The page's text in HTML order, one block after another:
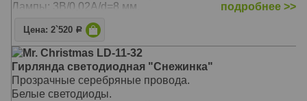
Лампы: 3В/0,02А/d=8 мм.
Провод: силиконовый двужильный
Нитей: 16 шт.
Расстояние между нитями: 15 см.
подробнее >>
Цена: 2`520 Р
Mr. Christmas LD-11-32
Гирлянда светодиодная "Снежинка"
Прозрачные серебряные провода.
Белые светодиоды.